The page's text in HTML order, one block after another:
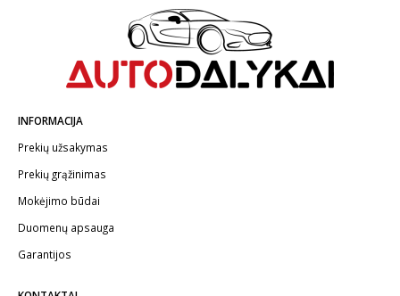
INFORMACIJA
Prekių užsakymas
Prekių grąžinimas
Mokėjimo būdai
Duomenų apsauga
Garantijos